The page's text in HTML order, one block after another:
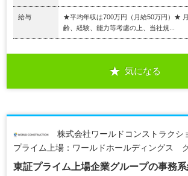
給与
★平均年収は700万円（月給50万円）★
齢、経験、能力等考慮の上、当社規...
気になる
株式会社ワールドコンストラクシ
プライム上場：ワールドホールディングス グ
東証プライム上場企業グループの事務